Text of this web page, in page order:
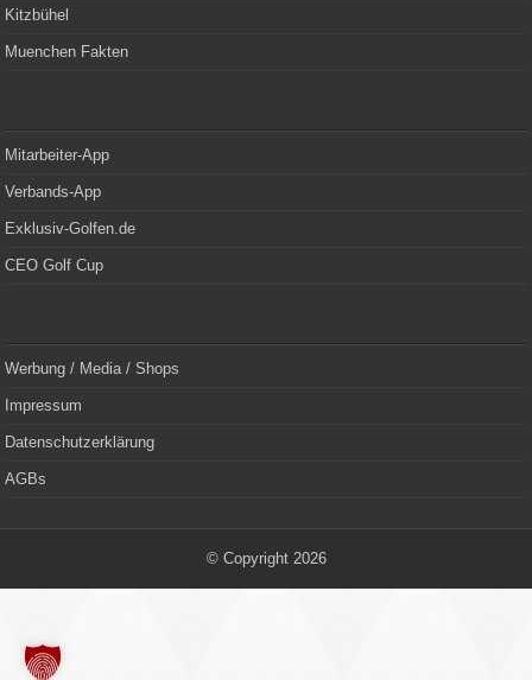
Kitzbühel
Muenchen Fakten
Mitarbeiter-App
Verbands-App
Exklusiv-Golfen.de
CEO Golf Cup
Werbung / Media / Shops
Impressum
Datenschutzerklärung
AGBs
© Copyright 2026